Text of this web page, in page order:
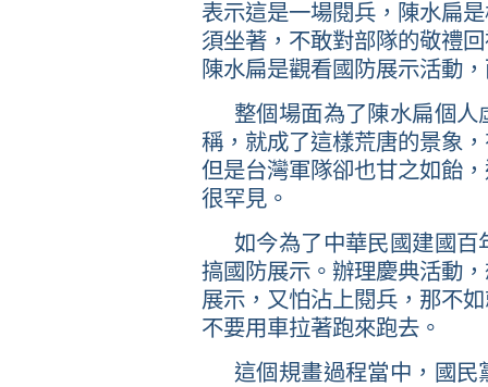
表示這是一場閱兵，陳水扁
須坐著，不敢對部隊的敬禮
陳水扁是觀看國防展示活動
整個場面為了陳水扁個
稱，就成了這樣荒唐的景象
但是台灣軍隊卻也甘之如飴
很罕見。
如今為了中華民國建國
搞國防展示。辦理慶典活動
展示，又怕沾上閱兵，那不
不要用車拉著跑來跑去。
這個規畫過程當中，國